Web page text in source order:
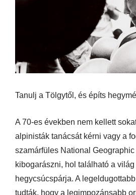
Tanulj a Tölgytől, és építs
A 70-es években nem kellett
alpinisták tanácsát kérni vagy a
szamárfüles National Geographic
kibogarászni, hol található a
hegycsúcspárja. A
tudták, hogy a legimpozánsabb